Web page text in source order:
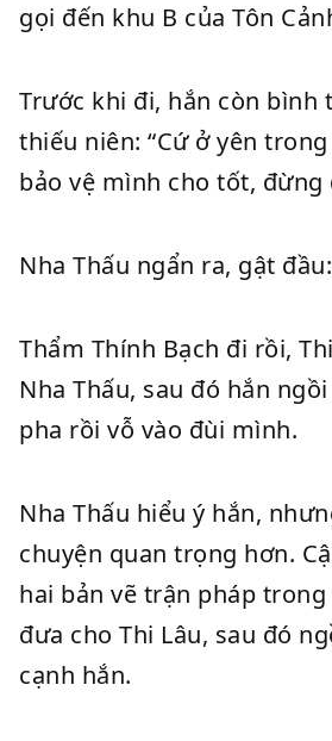
gọi đến khu B của Tôn
Trước khi đi, hắn còn bình
thiếu niên: “Cứ ở yên
bảo vệ mình cho tốt, đừng
Nha Thấu ngẩn ra, gật
Thẩm Thính Bạch đi rồi,
Nha Thấu, sau đó hắn
pha rồi vỗ vào đùi mình.
Nha Thấu hiểu ý hắn,
chuyện quan trọng hơn.
hai bản vẽ trận pháp
đưa cho Thi Lâu, sau đó
cạnh hắn.